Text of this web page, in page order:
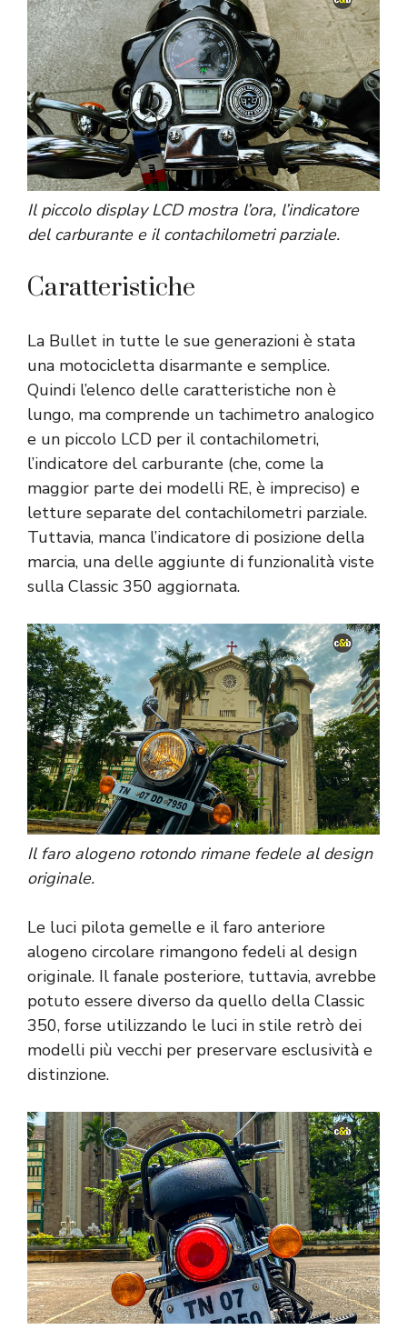
Il piccolo display LCD mostra l’ora, l’indicatore
del carburante e il contachilometri parziale.
Caratteristiche
La Bullet in tutte le sue generazioni è stata
una motocicletta disarmante e semplice.
Quindi l’elenco delle caratteristiche non è
lungo, ma comprende un tachimetro analogico
e un piccolo LCD per il contachilometri,
l’indicatore del carburante (che, come la
maggior parte dei modelli RE, è impreciso) e
letture separate del contachilometri parziale.
Tuttavia, manca l’indicatore di posizione della
marcia, una delle aggiunte di funzionalità viste
sulla Classic 350 aggiornata.
Il faro alogeno rotondo rimane fedele al design
originale.
Le luci pilota gemelle e il faro anteriore
alogeno circolare rimangono fedeli al design
originale. Il fanale posteriore, tuttavia, avrebbe
potuto essere diverso da quello della Classic
350, forse utilizzando le luci in stile retrò dei
modelli più vecchi per preservare esclusività e
distinzione.